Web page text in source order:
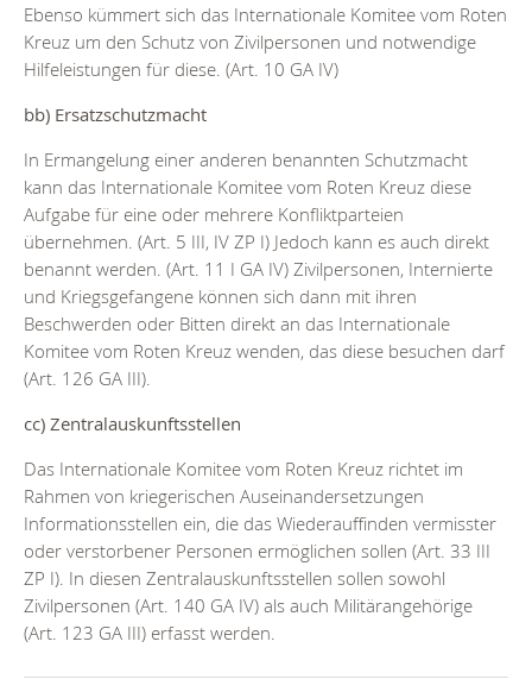
Ebenso kümmert sich das Internationale Komitee vom Roten
Kreuz um den Schutz von Zivilpersonen und notwendige
Hilfeleistungen für diese. (Art. 10 GA IV)
bb) Ersatzschutzmacht
In Ermangelung einer anderen benannten Schutzmacht
kann das Internationale Komitee vom Roten Kreuz diese
Aufgabe für eine oder mehrere Konfliktparteien
übernehmen. (Art. 5 III, IV ZP I) Jedoch kann es auch direkt
benannt werden. (Art. 11 I GA IV) Zivilpersonen, Internierte
und Kriegsgefangene können sich dann mit ihren
Beschwerden oder Bitten direkt an das Internationale
Komitee vom Roten Kreuz wenden, das diese besuchen darf
(Art. 126 GA III).
cc) Zentralauskunftsstellen
Das Internationale Komitee vom Roten Kreuz richtet im
Rahmen von kriegerischen Auseinandersetzungen
Informationsstellen ein, die das Wiederauffinden vermisster
oder verstorbener Personen ermöglichen sollen (Art. 33 III
ZP I). In diesen Zentralauskunftsstellen sollen sowohl
Zivilpersonen (Art. 140 GA IV) als auch Militärangehörige
(Art. 123 GA III) erfasst werden.